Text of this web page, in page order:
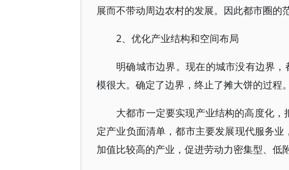
展而不带动周边农村的发展。因此都市圈的
2、优化产业结构和空间布局
明确城市边界。现在的城市没有边界
模很大。确定了边界，终止了摊大饼的过程
大都市一定要实现产业结构的高度化
定产业负面清单，都市主要发展现代服务
加值比较高的产业，促进劳动力密集型、低